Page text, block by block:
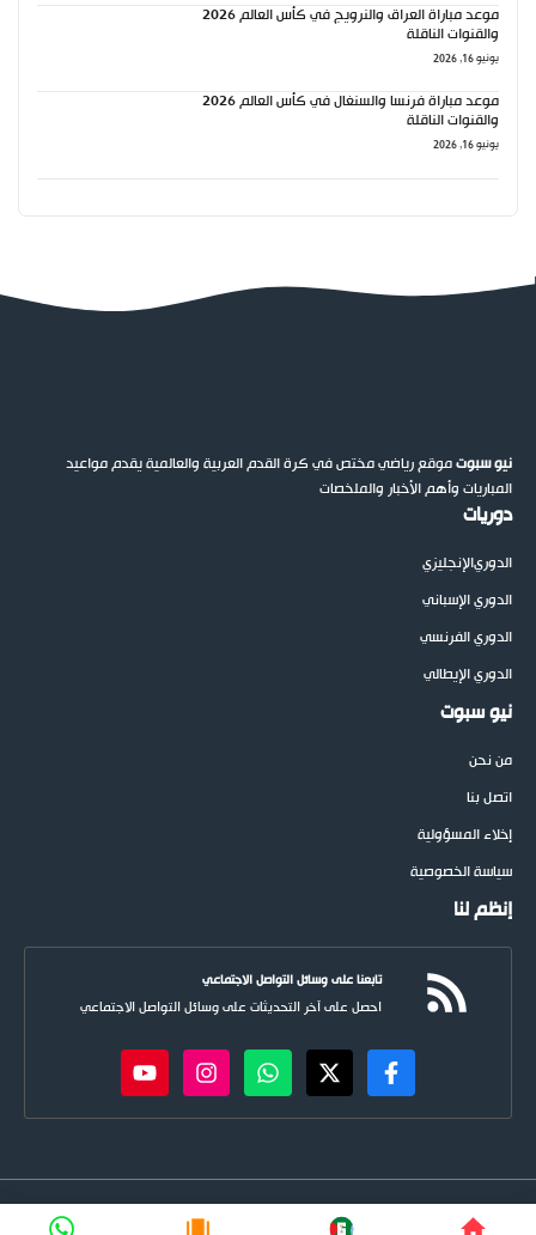
موعد مباراة العراق والنرويج في كأس العالم 2026
والقنوات الناقلة
يونيو 16, 2026
موعد مباراة فرنسا والسنغال في كأس العالم 2026
والقنوات الناقلة
يونيو 16, 2026
نيو سبوتموقع رياضي مختص في كرة القدم العربية والعالمية يقدم مواعيد
المباريات وأهم الأخبار والملخصات
دوريات
الدوريالإنجليزي
الدوري الإسباني
الدوري الفرنسي
الدوري الإيطالي
نيو سبوت
من نحن
اتصل بنا
إخلاء المسؤولية
سياسة الخصوصية
إنظم لنا
تابعنا على وسائل التواصل الاجتماعي
احصل على آخر التحديثات على وسائل التواصل الاجتماعي
newspoots.com • جميع الحقوق © محفوظة لموقع